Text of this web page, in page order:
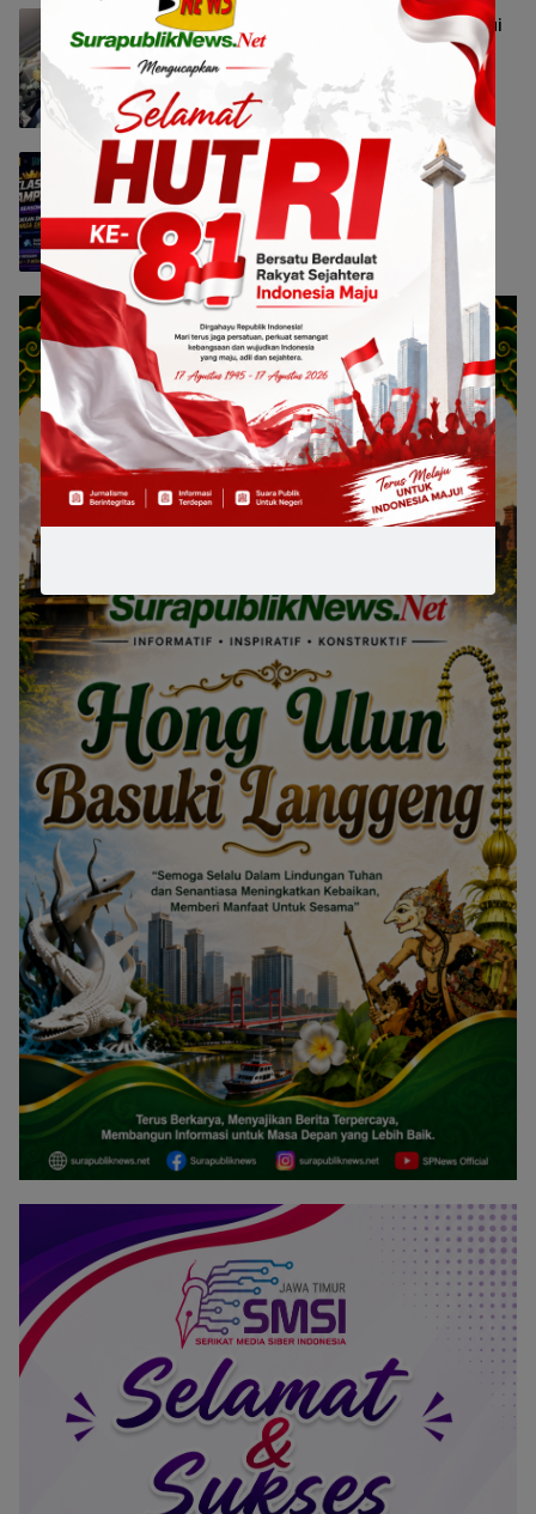
Menkeu Purbaya Tinjau Inovasi Hyundai
di GIIAS 2026, HMID Perkuat Daya Tarik
Produk
Nasional 7 Agustus 2026 13:13
realme Gandeng Ruangguru Lewat
Clash of Champions, Dorong Generasi
Muda Siap Hadapi Dunia Kerja
Nasional 7 Agustus 2026 13:08